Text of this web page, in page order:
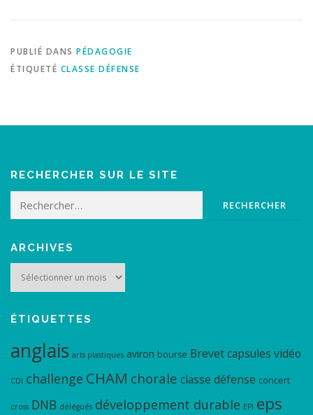
PUBLIÉ DANS PÉDAGOGIE
ÉTIQUETÉ CLASSE DÉFENSE
RECHERCHER SUR LE SITE
Rechercher :
ARCHIVES
ÉTIQUETTES
anglais arts plastiques aviron bourse Brevetcapsules vidéo
CDI challenge CHAM chorale classe défense concert
cross DNB délégués développement durable EPI eps